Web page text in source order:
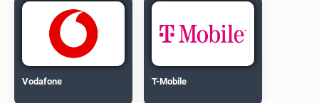
Vodafone T-Mobile